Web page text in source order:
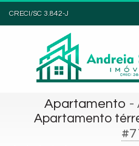
CRECI/SC 3.842-J
Apartamento -
Apartamento